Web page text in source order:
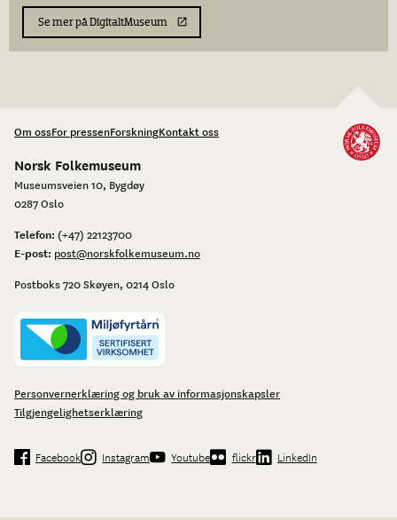
Se mer på DigitaltMuseum
Om ossFor pressenForskningKontakt oss
Norsk Folkemuseum
Museumsveien 10, Bygdøy
0287 Oslo
Telefon: (+47) 22123700
E-post: post@norskfolkemuseum.no
Postboks 720 Skøyen, 0214 Oslo
Personvernerklæring og bruk av informasjonskapsler
Tilgjengelighetserklæring
Facebook Instagram Youtube flickr LinkedIn